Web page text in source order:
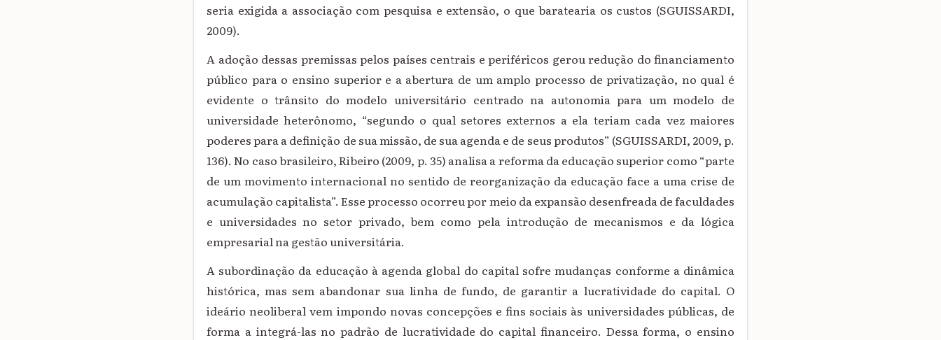
seria exigida a associação com pesquisa e extensão, o que baratearia os custos (SGUISSARDI,
2009).
A adoção dessas premissas pelos países centrais e periféricos gerou redução do financiamento
público para o ensino superior e a abertura de um amplo processo de privatização, no qual é
evidente o trânsito do modelo universitário centrado na autonomia para um modelo de
universidade heterônomo, “segundo o qual setores externos a ela teriam cada vez maiores
poderes para a definição de sua missão, de sua agenda e de seus produtos” (SGUISSARDI, 2009, p.
136).No caso brasileiro, Ribeiro (2009, p. 35) analisa a reforma da educação superior como “parte
de um movimento internacional no sentido de reorganização da educação face a uma crise de
acumulação capitalista”. Esse processo ocorreu por meio da expansão desenfreada de faculdades
e universidades no setor privado, bem como pela introdução de mecanismos e da lógica
empresarial na gestão universitária.
A subordinação da educação à agenda global do capital sofre mudanças conforme a dinâmica
histórica, mas sem abandonar sua linha de fundo, de garantir a lucratividade do capital. O
ideário neoliberal vem impondo novas concepções e fins sociais às universidades públicas, de
forma a integrá-las no padrão de lucratividade do capital financeiro. Dessa forma, o ensino